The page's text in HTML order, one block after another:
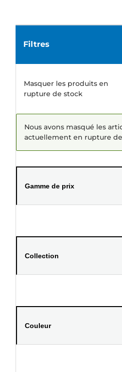
Filtres
Masquer les produits en
rupture de stock
Nous avons masqué les
actuellement en rupture
Gamme de prix
Collection
Couleur